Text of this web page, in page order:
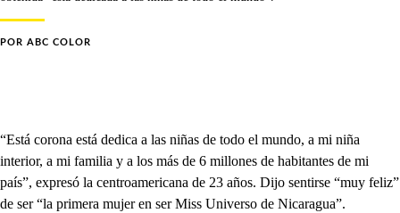
POR ABC COLOR
“Está corona está dedica a las niñas de todo el mundo, a mi niña
interior, a mi familia y a los más de 6 millones de habitantes de mi
país”, expresó la centroamericana de 23 años. Dijo sentirse “muy feliz”
de ser “la primera mujer en ser Miss Universo de Nicaragua”.